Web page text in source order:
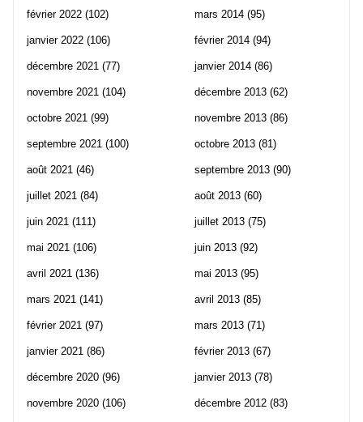
février 2022 (102)
janvier 2022 (106)
décembre 2021 (77)
novembre 2021 (104)
octobre 2021 (99)
septembre 2021 (100)
août 2021 (46)
juillet 2021 (84)
juin 2021 (111)
mai 2021 (106)
avril 2021 (136)
mars 2021 (141)
février 2021 (97)
janvier 2021 (86)
décembre 2020 (96)
novembre 2020 (106)
mars 2014 (95)
février 2014 (94)
janvier 2014 (86)
décembre 2013 (62)
novembre 2013 (86)
octobre 2013 (81)
septembre 2013 (90)
août 2013 (60)
juillet 2013 (75)
juin 2013 (92)
mai 2013 (95)
avril 2013 (85)
mars 2013 (71)
février 2013 (67)
janvier 2013 (78)
décembre 2012 (83)